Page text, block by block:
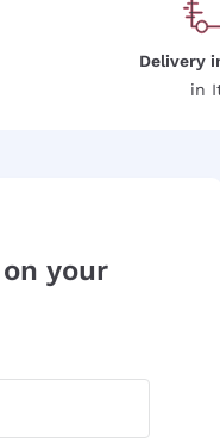
Delivery
in
on your